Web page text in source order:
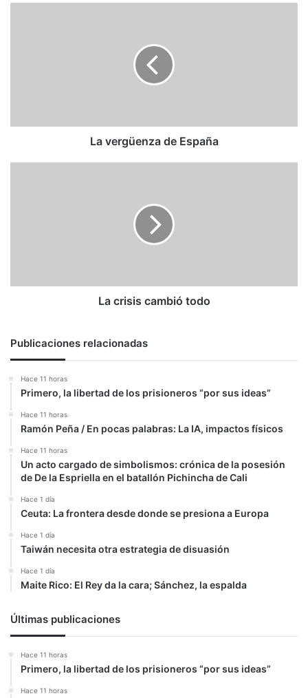
La vergüenza de España
La crisis cambió todo
Publicaciones relacionadas
Hace 11 horas
Primero, la libertad de los prisioneros “por sus ideas”
Hace 11 horas
Ramón Peña / En pocas palabras: La IA, impactos físicos
Hace 11 horas
Un acto cargado de simbolismos: crónica de la posesión
de De la Espriella en el batallón Pichincha de Cali
Hace 1 día
Ceuta: La frontera desde donde se presiona a Europa
Hace 1 día
Taiwán necesita otra estrategia de disuasión
Hace 1 día
Maite Rico: El Rey da la cara; Sánchez, la espalda
Últimas publicaciones
Hace 11 horas
Primero, la libertad de los prisioneros “por sus ideas”
Hace 11 horas